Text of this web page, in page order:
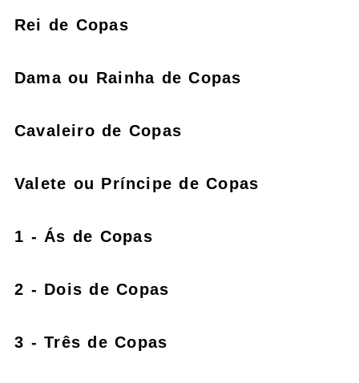
Rei de Copas
Dama ou Rainha de Copas
Cavaleiro de Copas
Valete ou Príncipe de Copas
1 - Ás de Copas
2 - Dois de Copas
3 - Três de Copas